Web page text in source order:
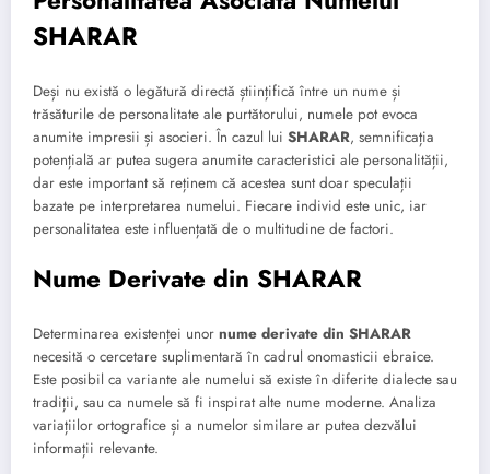
SHARAR
Deși nu există o legătură directă științifică între un nume și
trăsăturile de personalitate ale purtătorului, numele pot evoca
anumite impresii și asocieri. În cazul lui SHARAR, semnificația
potențială ar putea sugera anumite caracteristici ale personalității,
dar este important să reținem că acestea sunt doar speculații
bazate pe interpretarea numelui. Fiecare individ este unic, iar
personalitatea este influențată de o multitudine de factori.
Nume Derivate din SHARAR
Determinarea existenței unor nume derivate din SHARAR
necesită o cercetare suplimentară în cadrul onomasticii ebraice.
Este posibil ca variante ale numelui să existe în diferite dialecte sau
tradiții, sau ca numele să fi inspirat alte nume moderne. Analiza
variațiilor ortografice și a numelor similare ar putea dezvălui
informații relevante.